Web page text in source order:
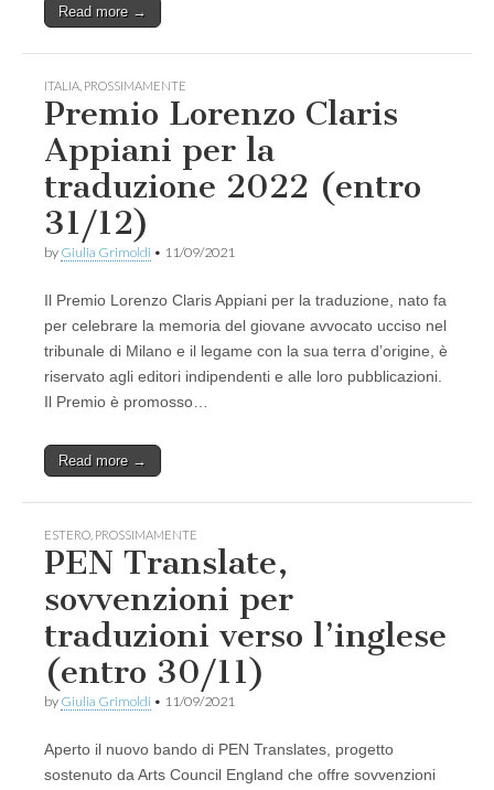
Read more →
ITALIA PROSSIMAMENTE
Premio Lorenzo Claris
Appiani per la
traduzione 2022 (entro
31/12)
by Giulia Grimoldi • 11/09/2021
Il Premio Lorenzo Claris Appiani per la traduzione, nato fa
per celebrare la memoria del giovane avvocato ucciso nel
tribunale di Milano e il legame con la sua terra d’origine, è
riservato agli editori indipendenti e alle loro pubblicazioni.
Il Premio è promosso…
Read more →
ESTERO PROSSIMAMENTE
PEN Translate,
sovvenzioni per
traduzioni verso l’inglese
(entro 30/11)
by Giulia Grimoldi • 11/09/2021
Aperto il nuovo bando di PEN Translates, progetto
sostenuto da Arts Council England che offre sovvenzioni